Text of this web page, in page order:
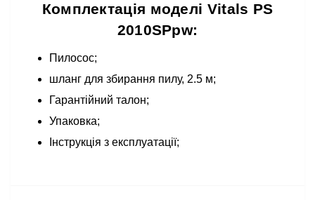
Комплектація моделі Vitals PS
2010SPpw:
Пилосос;
шланг для збирання пилу, 2.5 м;
Гарантійний талон;
Упаковка;
Інструкція з експлуатації;